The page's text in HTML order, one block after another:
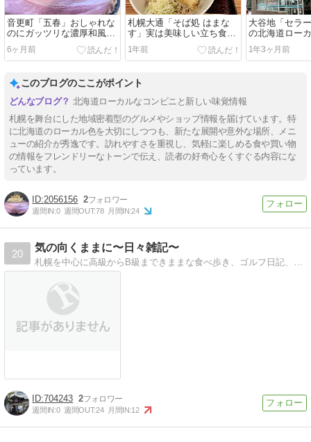
音更町「五春」おしゃれな
のにガッツリな濃厚和風つ
け麺と巨大チャーシューに
大満足
6ヶ月前
札幌大通「そば処 はまな
す」実は美味しい立ち食い
蕎麦
1年前
大谷地「セラ
の北海道ロー
1年3ヶ月前
このブログのここがポイント
北海道ローカルなコンビニと新しい味覚情報
札幌を舞台にした地域密着型のグルメやショップ情報を届けています。特
に北海道のローカル色を大切にしつつも、新たな展開や意外な場所、メニ
ューの紹介が秀逸です。訪れやすさを重視し、気軽に楽しめる食や買い物
の情報をフレンドリーなトーンで伝え、読者の好奇心をくすぐる内容にな
っています。
2056156 2
週間IN:0 週間OUT:78 月間IN:24
20
気の向くままに〜日々雑記〜
704243 2
週間IN:0 週間OUT:24 月間IN:12